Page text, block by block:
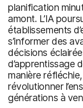
planification
amont. L’IA
établissements
s’informer des
décisions
d’apprentissage
manière
révolutionner
générations à